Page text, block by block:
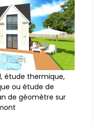
étude thermique,
ou étude de
de géomètre sur